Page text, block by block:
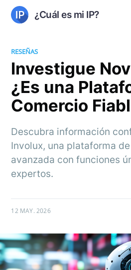
¿Cuál es mi IP?
RESEÑAS
Investigue
¿Es una
Comercio
Descubra información
Involux, una plataforma
avanzada con funciones
expertos.
12 MAY. 2026